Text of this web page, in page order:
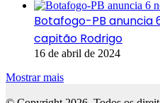
Botafogo-PB anuncia
capitão Rodrigo
16 de abril de 2024
Mostrar mais